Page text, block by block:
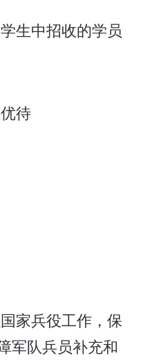
生中招收的学员
待
家兵役工作，保
军队兵员补充和